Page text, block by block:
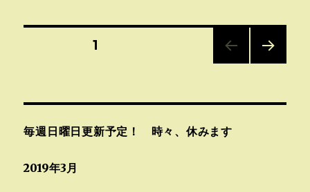
ナ
ゲ
固定ページ1
毎週日曜日更新予定！ 時々、休みます
2019年3月